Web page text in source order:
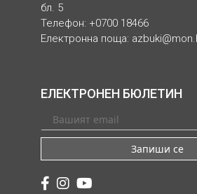
бл. 5
Телефон: +0700 18466
Електронна поща:
ЕЛЕКТРОНЕН БЮЛЕТИН
Запиши се